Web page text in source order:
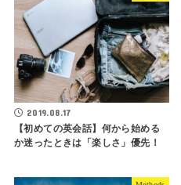
2019.08.17
【初めての英会話】何から始める
か迷ったときは「楽しさ」優先！